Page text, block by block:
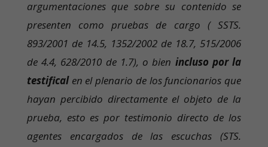
argumentaciones que sobre su contenido se
presenten como pruebas de cargo ( SSTS.
893/2001 de 14.5, 1352/2002 de 18.7, 515/2006
de 4.4, 628/2010 de 1.7), o bien incluso por la
testificalen el plenario de los funcionarios que
hayan percibido directamente el objeto de la
prueba, esto es por testimonio directo de los
agentes encargados de las escuchas (STS.